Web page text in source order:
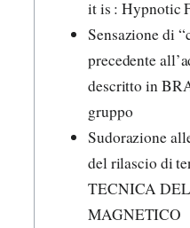
it is : Hypnotic
Sensazione di
precedente
descritto in
gruppo
Sudorazione
del rilascio di
TECNICA
MAGNETICO